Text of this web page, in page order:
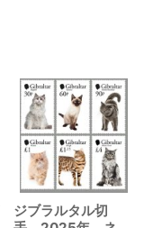
ジブラルタル切